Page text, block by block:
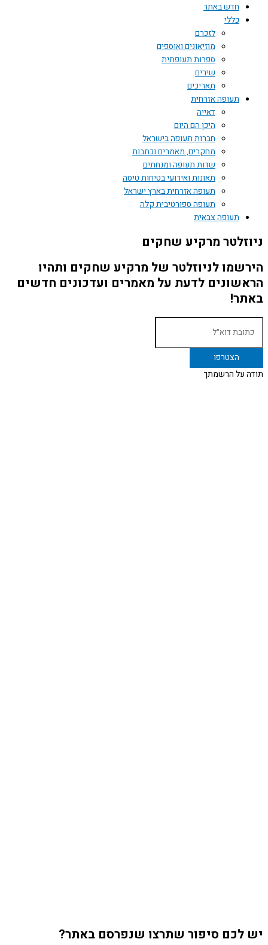
חדש באתר
כללי
לזכרם
מוזיאונים ואוספים
ספרות תעופתית
שירים
תאריכים
תעופה אזרחית
דאייה
היכן הם היום
חברות תעופה בישראל
מחקרים, מאמרים וכתבות
שדות תעופה ומנחתים
תאונות ואירועי בטיחות טיסה
תעופה אזרחית בארץ ישראל
תעופה ספורטיבית קלה
תעופה צבאית
ניוזלטר מרקיע שחקים
הירשמו לניוזלטר של מרקיע שחקים ותהיו
הראשונים לדעת על מאמרים ועדכונים חדשים
באתר!
תודה על הרשמתך
יש לכם סיפור שתרצו שנפרסם באתר?